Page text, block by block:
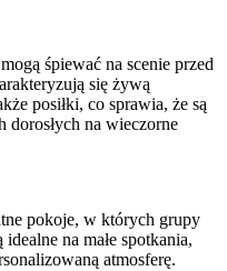
śpiewać na scenie przed
się żywą
posiłki, co sprawia, że są
dorosłych na wieczorne
pokoje, w których grupy
na małe spotkania,
atmosferę.